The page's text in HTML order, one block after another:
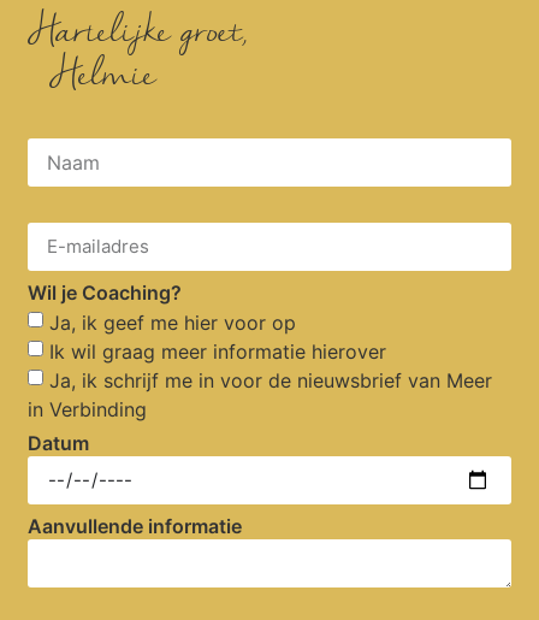
Hartelijke groet,
Helmie
Wil je Coaching?
Ja, ik geef me hier voor op
Ik wil graag meer informatie hierover
Ja, ik schrijf me in voor de nieuwsbrief van Meer
in Verbinding
Datum
Aanvullende informatie